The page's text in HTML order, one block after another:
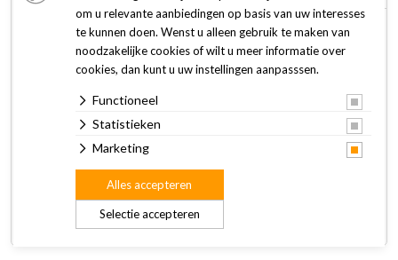
De Kong TraXX is een duurzaam rubberen kauwspeeltje dat
speciaal is ontwikkeld voor de extreme kauwers. De unieke
zijwanden en het dikke buitenprofiel vormen een
superduurzame, elastische barrière. TraXX is ook perfect
voor actieve apporteerspelletjes.
Super duurzaam rubber.
Bandontwerp voor apporteer- en kauwspelletjes.
om u relevante aanbiedingen op basis van uw interesses
te kunnen doen. Wenst u alleen gebruik te maken van
noodzakelijke cookies of wilt u meer informatie over
cookies, dan kunt u uw instellingen aanpasssen.
Functioneel
Statistieken
Marketing
Selectie accepteren
Alles accepteren